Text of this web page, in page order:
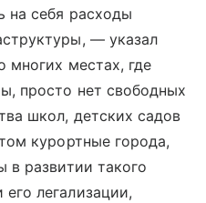
на себя расходы
— указал
многих местах, где
просто нет свободных
школ, детских садов
курортные города,
в развитии такого
легализации,